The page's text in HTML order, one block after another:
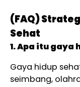
(FAQ)
Sehat
1. Apa itu gaya
Gaya hidup
seimbang,